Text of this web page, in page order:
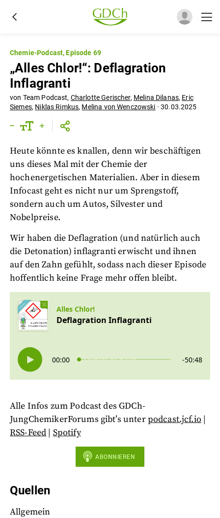
Chemie-Podcast, Episode 69
„Alles Chlor!“: Deflagration
Inflagranti
von Team Podcast, Charlotte Gerischer, Melina Dilanas, Eric
Siemes, Niklas Rimkus, Melina von Wenczowski ·30.03.2025
Heute könnte es knallen, denn wir beschäftigen
uns dieses Mal mit der Chemie der
hochenergetischen Materialien. Aber in diesem
Infocast geht es nicht nur um Sprengstoff,
sondern auch um Autos, Silvester und
Nobelpreise.
Wir haben die Deflagration (und natürlich auch
die Detonation) inflagranti erwischt und ihnen
auf den Zahn gefühlt, sodass nach dieser Episode
hoffentlich keine Frage mehr offen bleibt.
Alle Infos zum Podcast des GDCh-
JungChemikerForums gibt’s unterpodcast.jcf.io |
RSS-Feed | Spotify
Quellen
Allgemein